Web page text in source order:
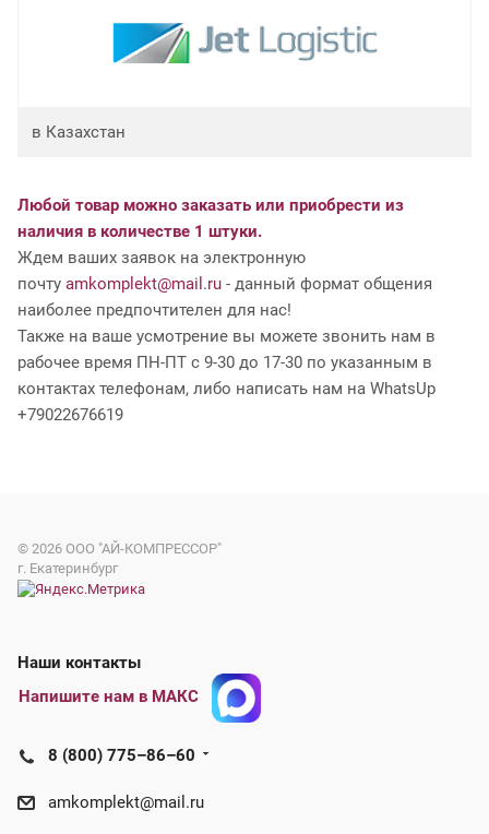
в Казахстан
Любой товар можно заказать или приобрести из
наличия в количестве 1 штуки.
Ждем ваших заявок на электронную
почту amkomplekt@mail.ru - данный формат общения
наиболее предпочтителен для нас!
Также на ваше усмотрение вы можете звонить нам в
рабочее время ПН-ПТ с 9-30 до 17-30 по указанным в
контактах телефонам, либо написать нам на WhatsUp
+79022676619
© 2026 ООО "АЙ-КОМПРЕССОР"
г. Екатеринбург
Наши контакты
Напишите нам в МАКС
8 (800) 775–86–60
amkomplekt@mail.ru